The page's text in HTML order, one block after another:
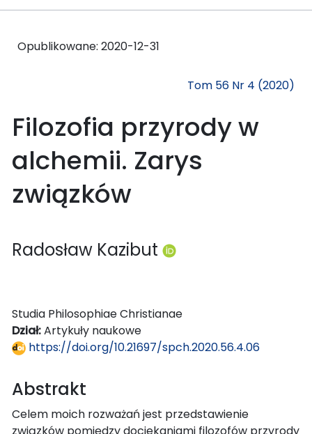
Opublikowane: 2020-12-31
Tom 56 Nr 4 (2020)
Filozofia przyrody w
alchemii. Zarys
związków
Radosław Kazibut
Studia Philosophiae Christianae
Dział:Artykuły naukowe
https://doi.org/10.21697/spch.2020.56.4.06
Abstrakt
Celem moich rozważań jest przedstawienie